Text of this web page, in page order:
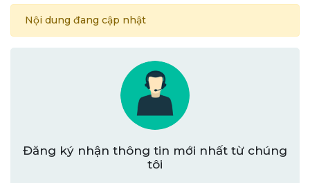
Nội dung đang cập nhật
Đăng ký nhận thông tin mới nhất từ chúng
tôi